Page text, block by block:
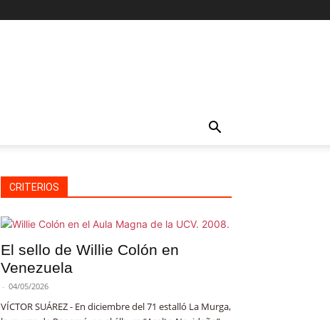
CRITERIOS
El sello de Willie Colón en
Venezuela
- 04/05/2026
VÍCTOR SUÁREZ - En diciembre del 71 estalló La Murga,